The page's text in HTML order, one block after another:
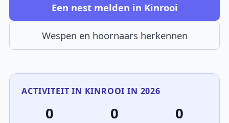
Een nest melden in Kinrooi
Wespen en hoornaars herkennen
ACTIVITEIT IN KINROOI IN 2026
0 0 0